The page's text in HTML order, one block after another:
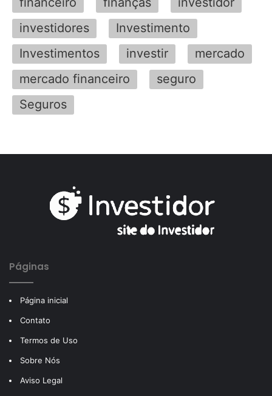
investidores
Investimento
Investimentos
investir
mercado
mercado financeiro
seguro
Seguros
Páginas
Página inicial
Contato
Termos de Uso
Sobre Nós
Aviso Legal